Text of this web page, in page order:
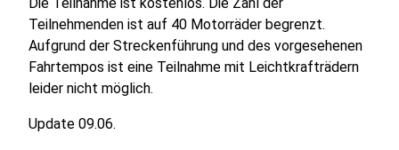
Teilnehmenden ist auf 40 Motorräder begrenzt.
Aufgrund der Streckenführung und des vorgesehenen
Fahrtempos ist eine Teilnahme mit Leichtkrafträdern
leider nicht möglich.
Update 09.06.